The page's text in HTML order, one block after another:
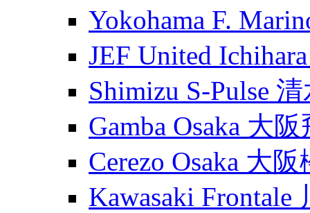
Yokohama F.
JEF United
Shimizu S-Pulse
Gamba Osaka 大
Cerezo Osaka 大
Kawasaki Frontale